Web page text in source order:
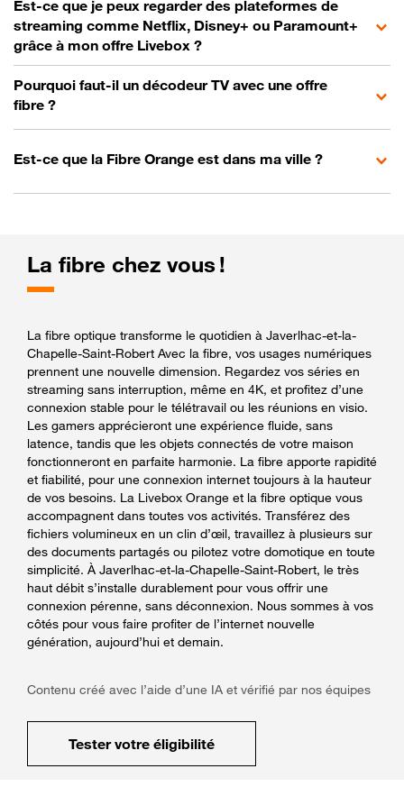
Est-ce que je peux regarder des plateformes de
streaming comme Netflix, Disney+ ou Paramount+
grâce à mon offre Livebox ?
Pourquoi faut-il un décodeur TV avec une offre
fibre ?
Est-ce que la Fibre Orange est dans ma ville ?
La fibre chez vous !
La fibre optique transforme le quotidien à Javerlhac-et-la-
Chapelle-Saint-Robert Avec la fibre, vos usages numériques
prennent une nouvelle dimension. Regardez vos séries en
streaming sans interruption, même en 4K, et profitez d’une
connexion stable pour le télétravail ou les réunions en visio.
Les gamers apprécieront une expérience fluide, sans
latence, tandis que les objets connectés de votre maison
fonctionneront en parfaite harmonie. La fibre apporte rapidité
et fiabilité, pour une connexion internet toujours à la hauteur
de vos besoins. La Livebox Orange et la fibre optique vous
accompagnent dans toutes vos activités. Transférez des
fichiers volumineux en un clin d’œil, travaillez à plusieurs sur
des documents partagés ou pilotez votre domotique en toute
simplicité. À Javerlhac-et-la-Chapelle-Saint-Robert, le très
haut débit s’installe durablement pour vous offrir une
connexion pérenne, sans déconnexion. Nous sommes à vos
côtés pour vous faire profiter de l’internet nouvelle
génération, aujourd’hui et demain.
Contenu créé avec l’aide d’une IA et vérifié par nos équipes
Tester votre éligibilité